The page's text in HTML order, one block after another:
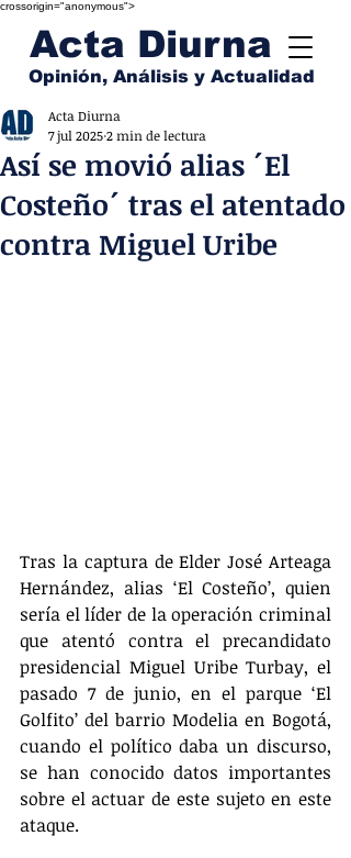
crossorigin="anonymous">
Acta Diurna
Opinión, Análisis y Actualidad
Así se movió alias ´El
Costeño´ tras el atentado
contra Miguel Uribe
Acta Diurna
7 jul 20252 min de lectura
Tras la captura de Elder José Arteaga
Hernández, alias ‘El Costeño’, quien
sería el líder de la operación criminal
que atentó contra el precandidato
presidencial Miguel Uribe Turbay, el
pasado 7 de junio, en el parque ‘El
Golfito’ del barrio Modelia en Bogotá,
cuando el político daba un discurso,
se han conocido datos importantes
sobre el actuar de este sujeto en este
ataque.